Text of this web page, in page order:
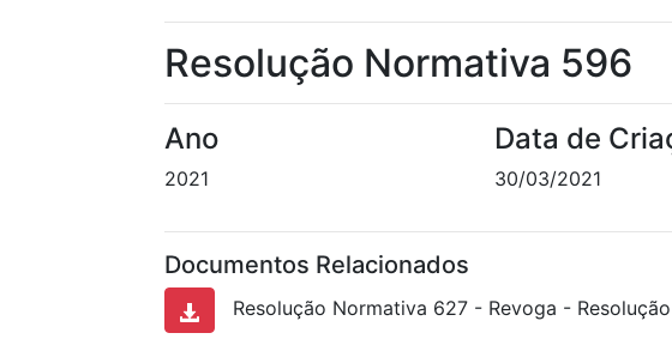
Resolução Normativa 596
Ano
2021
Data de
30/03/2021
Documentos Relacionados
Resolução Normativa 627 - Revoga -